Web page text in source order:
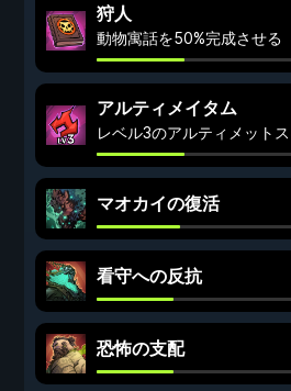
狩人
動物寓話を50%完成させる
アルティメイタム
レベル3のアルティメット
マオカイの復活
看守への反抗
恐怖の支配